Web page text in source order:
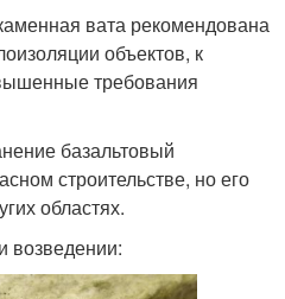
вата рекомендована
объектов, к
требования
базальтовый
строительстве, но его
областях.
возведении: